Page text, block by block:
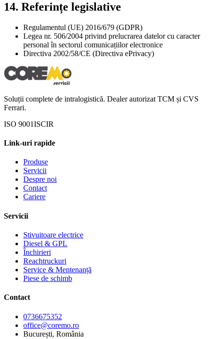
14. Referințe legislative
Regulamentul (UE) 2016/679 (GDPR)
Legea nr. 506/2004 privind prelucrarea datelor cu caracter
personal în sectorul comunicațiilor electronice
Directiva 2002/58/CE (Directiva ePrivacy)
Soluții complete de intralogistică. Dealer autorizat TCM și CVS
Ferrari.
ISO 9001ISCIR
Link-uri rapide
Produse
Servicii
Despre noi
Contact
Cariere
Servicii
Stivuitoare electrice
Diesel & GPL
Închirieri
Reachtruckuri
Service & Mentenanță
Piese de schimb
Contact
0736675352
office@coremo.ro
București, România